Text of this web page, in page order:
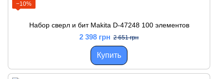
−10%
Набор сверл и бит Makita D-47248 100 элементов
2 398 грн 2 651 грн
Купить